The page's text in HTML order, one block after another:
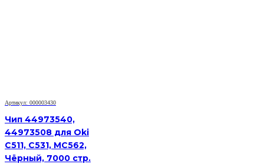
Артикул: 000003430
Чип 44973540,
44973508 для Oki
C511, C531, MC562,
Чёрный, 7000 стр.